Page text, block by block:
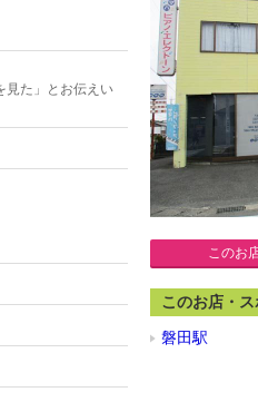
見た」とお伝えい
このお
このお店・
磐田駅